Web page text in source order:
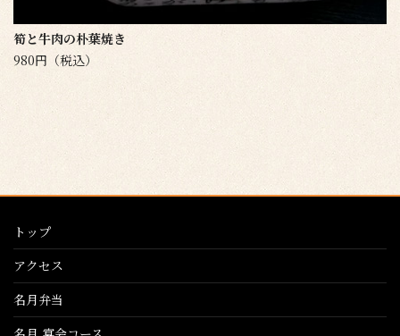
筍と牛肉の朴葉焼き
980円（税込）
トップ
アクセス
名月弁当